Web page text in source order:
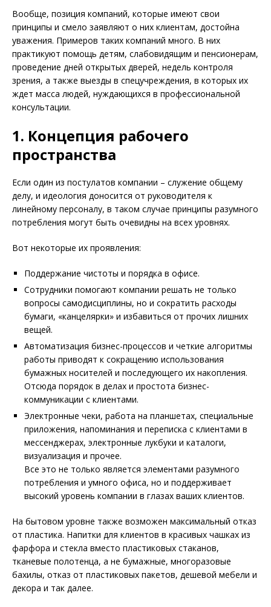
Вообще, позиция компаний, которые имеют свои
принципы и смело заявляют о них клиентам, достойна
уважения. Примеров таких компаний много. В них
практикуют помощь детям, слабовидящим и пенсионерам,
проведение дней открытых дверей, недель кон­троля
зрения, а также выезды в спецучреждения, в которых их
ждет масса людей, нуждающихся в профессиональной
консультации.
1. Концепция рабочего
пространства
Если один из постулатов компании – служение общему
делу, и идеология доносится от руководителя к
линейному персоналу, в таком случае принципы разумного
потребления могут быть очевидны на всех уровнях.
Вот некоторые их проявления:
Поддержание чистоты и порядка в офисе.
Сотрудники помогают компании решать не только
вопросы самодисциплины, но и сократить расходы
бумаги, «канцелярки» и избавиться от прочих лишних
вещей.
Автоматизация бизнес-процессов и четкие алгоритмы
работы приводят к сокращению использования
бумажных носителей и последующего их накопления.
Отсюда порядок в делах и простота бизнес-
коммуникации с клиентами.
Электронные чеки, работа на планшетах, специальные
приложения, напоминания и переписка с клиентами в
мессенджерах, электронные лукбуки и каталоги,
визуализация и прочее.
Все это не только является элементами разумного
потребления и умного офиса, но и поддерживает
высокий уровень компании в глазах ваших клиентов.
На бытовом уровне также возможен максимальный отказ
от пластика. Напитки для клиентов в красивых чашках из
фарфора и стекла вместо пластиковых стаканов,
тканевые полотенца, а не бумажные, многоразовые
бахилы, отказ от пластиковых пакетов, дешевой мебели и
декора и так далее.